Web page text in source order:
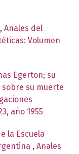
, Anales del
Volumen
Egerton; su
su muerte
año 1955
la Escuela
, Anales